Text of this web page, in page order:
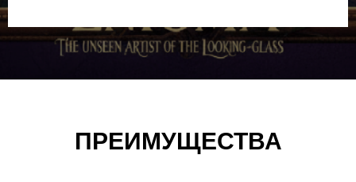
ПРЕИМУЩЕСТВА